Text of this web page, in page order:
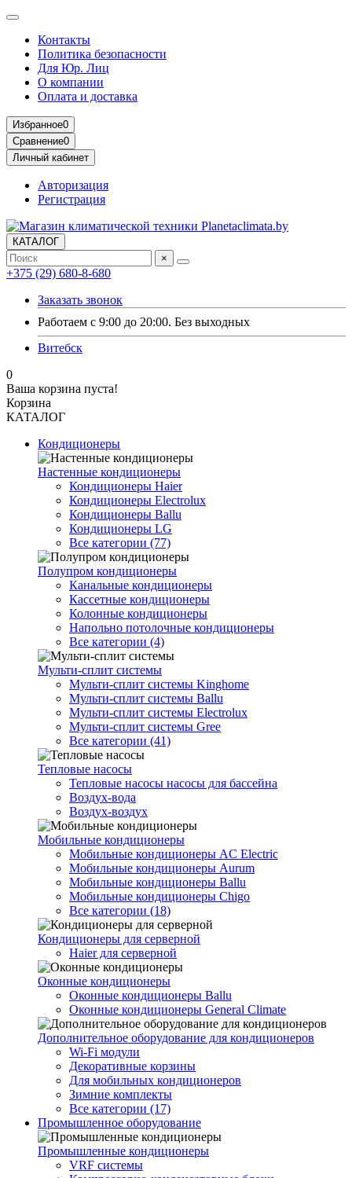
Контакты
Политика безопасности
Для Юр. Лиц
О компании
Оплата и доставка
Избранное0
Сравнение0
Личный кабинет
Авторизация
Регистрация
КАТАЛОГ
×
+375 (29) 680-8-680
Заказать звонок
Работаем с 9:00 до 20:00. Без выходных
Витебск
0
Ваша корзина пуста!
Корзина
КАТАЛОГ
Кондиционеры
Настенные кондиционеры
Кондиционеры Haier
Кондиционеры Electrolux
Кондиционеры Ballu
Кондиционеры LG
Все категории (77)
Полупром кондиционеры
Канальные кондиционеры
Кассетные кондиционеры
Колонные кондиционеры
Напольно потолочные кондиционеры
Все категории (4)
Мульти-сплит системы
Мульти-сплит системы Kinghome
Мульти-сплит системы Ballu
Мульти-сплит системы Electrolux
Мульти-сплит системы Gree
Все категории (41)
Тепловые насосы
Тепловые насосы насосы для бассейна
Воздух-вода
Воздух-воздух
Мобильные кондиционеры
Мобильные кондиционеры AC Electric
Мобильные кондиционеры Aurum
Мобильные кондиционеры Ballu
Мобильные кондиционеры Chigo
Все категории (18)
Кондиционеры для серверной
Haier для серверной
Оконные кондиционеры
Оконные кондиционеры Ballu
Оконные кондиционеры General Climate
Дополнительное оборудование для кондиционеров
Wi-Fi модули
Декоративные корзины
Для мобильных кондиционеров
Зимние комплекты
Все категории (17)
Промышленное оборудование
Промышленные кондиционеры
VRF системы